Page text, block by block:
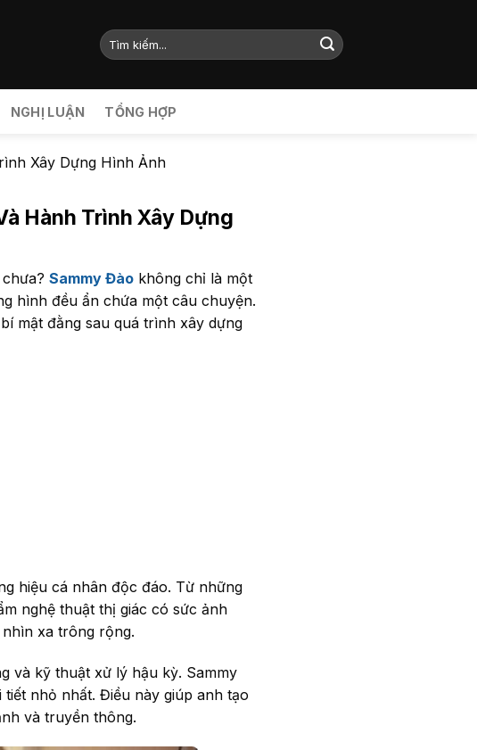
NGHỊ LUẬN TỔNG HỢP
Xây Dựng Hình Ảnh
Hành Trình Xây Dựng
Sammy Đào không chỉ là một
hình đều ẩn chứa một câu chuyện.
mật đằng sau quá trình xây dựng
hiệu cá nhân độc đáo. Từ những
nghệ thuật thị giác có sức ảnh
xa trông rộng.
và kỹ thuật xử lý hậu kỳ. Sammy
nhỏ nhất. Điều này giúp anh tạo
và truyền thông.